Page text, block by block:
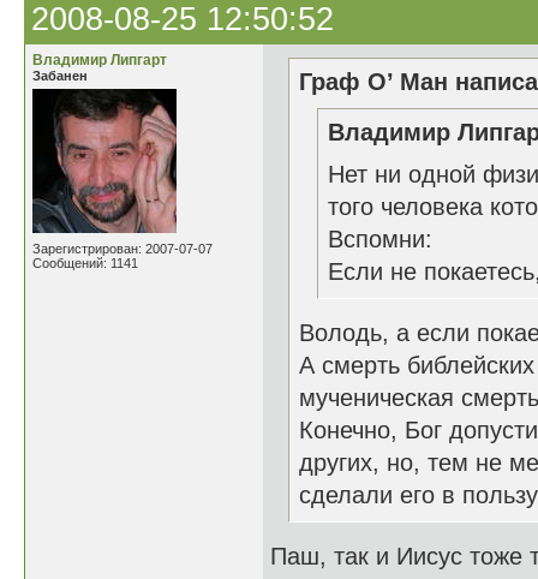
2008-08-25 12:50:52
Владимир Липгарт
Забанен
Зарегистрирован: 2007-07-07
Сообщений: 1141
Граф О’ Ман
Владимир
Нет ни одной
того человека
Вспомни:
Если не
Володь, а если
А смерть
мученическая
Конечно, Бог
других, но, тем не
сделали его в
Паш, так и Иисус тоже